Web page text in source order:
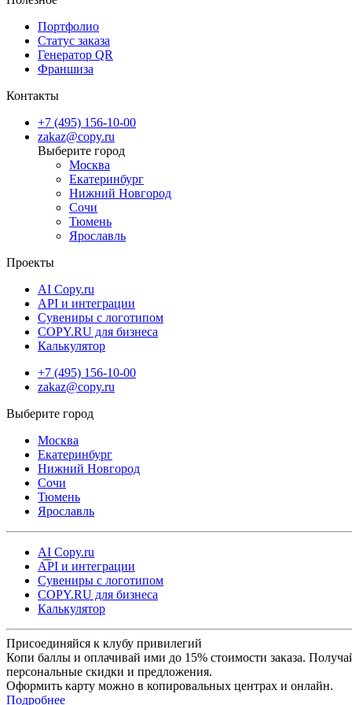
Портфолио
Статус заказа
Генератор QR
Франшиза
Контакты
+7 (495) 156-10-00
zakaz@copy.ru
Москва
Екатеринбург
Нижний Новгород
Сочи
Тюмень
Ярославль
Проекты
AI Copy.ru
API и интеграции
Сувениры с логотипом
COPY.RU для бизнеса
Калькулятор
+7 (495) 156-10-00
zakaz@copy.ru
Москва
Екатеринбург
Нижний Новгород
Сочи
Тюмень
Ярославль
AI Copy.ru
API и интеграции
Сувениры с логотипом
COPY.RU для бизнеса
Калькулятор
Присоединяйся к клубу привилегий
Копи баллы и оплачивай ими до 15% стоимости заказа.
персональные скидки и предложения.
Оформить карту можно в копировальных центрах и онлайн.
Подробнее